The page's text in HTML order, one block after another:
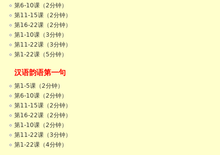
第6-10课（2分钟）
第11-15课（2分钟）
第16-22课（2分钟）
第1-10课（3分钟）
第11-22课（3分钟）
第1-22课（5分钟）
汉语韵语第一句
第1-5课（2分钟）
第6-10课（2分钟）
第11-15课（2分钟）
第16-22课（2分钟）
第1-10课（2分钟）
第11-22课（3分钟）
第1-22课（4分钟）